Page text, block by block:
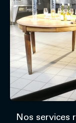
Nos services